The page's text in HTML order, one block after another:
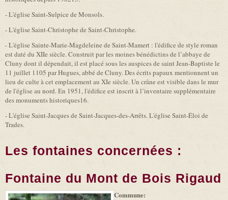
- L'église Saint-Sulpice de Monsols.
- L'église Saint-Christophe de Saint-Christophe.
- L'église Sainte-Marie-Magdeleine de Saint-Mamert : l'édifice de style roman
est daté du XIIe siècle. Construit par les moines bénédictins de l’abbaye de
Cluny dont il dépendait, il est placé sous les auspices de saint Jean-Baptiste le
11 juillet 1105 par Hugues, abbé de Cluny. Des écrits papaux mentionnent un
lieu de culte à cet emplacement au XIe siècle. Un crâne est visible dans le mur
de l'église au nord. En 1951, l'édifice est inscrit à l’inventaire supplémentaire
des monuments historiques16.
- L'église Saint-Jacques de Saint-Jacques-des-Arrêts. L'église Saint-Éloi de
Trades.
Les fontaines concernées :
Fontaine du Mont de Bois Rigaud
Leaflet (link is
|
Commune: